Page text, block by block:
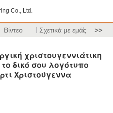
Co., Ltd.
Βίντεο Σχετικά με εμάς >>
χριστουγεννιάτικη
δικό σου λογότυπο
Χριστούγεννα